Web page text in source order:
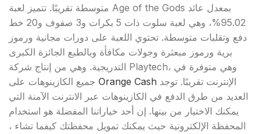
متوسطة تقريبًا. تتميز لعبة Age of the Gods بمعدل عائد
95.02%، وهي لعبة سلوت ذات 5 بكرات و3 صفوف و20 خط
دفع وتقلبات متوسطة. تحتوي اللعبة على دورات مجانية ورموز
برية ورموز مبعثرة وجولات مكافأة وبالطبع الجائزة الكبرى
التدريجية. وهي من إنتاج شركة Playtech، وهي متوفرة في
Orange Cash
العديد من طرق الدفع في الكازينوهات عبر الانترنت الآمنة التي
يمكنك الاختيار من بينها. إن أحد خياراتنا المفضلة هو استخدام
المحفظة الإلكترونية حيث يمكنك تمويل محفظتك كيفما تشاء ،